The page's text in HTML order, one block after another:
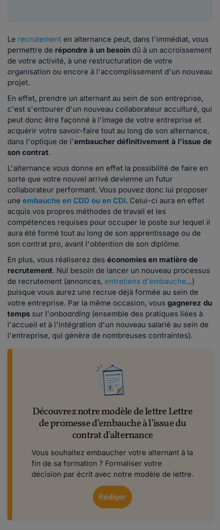
Le recrutement en alternance peut, dans l'immédiat, vous
permettre de répondre à un besoin dû à un accroissement
de votre activité, à une restructuration de votre
organisation ou encore à l'accomplissement d'un nouveau
projet.
En effet, prendre un alternant au sein de son entreprise,
c'est s'entourer d'un nouveau collaborateur acculturé, qui
peut donc être façonné à l'image de votre entreprise et
acquérir votre savoir-faire tout au long de son alternance,
dans l'optique de l'embaucher définitivement à l'issue de
son contrat.
L'alternance vous donne en effet la possibilité de faire en
sorte que votre nouvel arrivé devienne un futur
collaborateur performant. Vous pouvez donc lui proposer
une embauche en CDD ou en CDI. Celui-ci aura en effet
acquis vos propres méthodes de travail et les
compétences requises pour occuper le poste sur lequel il
aura été formé tout au long de son apprentissage ou de
son contrat pro, avant l'obtention de son diplôme.
En plus, vous réaliserez des économies en matière de
recrutement. Nul besoin de lancer un nouveau processus
de recrutement (annonces, entretiens d'embauche...)
puisque vous aurez une recrue déjà formée au sein de
votre entreprise. Par la même occasion, vous gagnerez du
temps sur l'onboarding (ensemble des pratiques liées à
l'accueil et à l'intégration d'un nouveau salarié au sein de
l'entreprise, qui génère de nombreuses contraintes).
Découvrez notre modèle de lettre Lettre
de promesse d’embauche à l’issue du
contrat d'alternance
Vous souhaitez embaucher votre alternant à la
fin de sa formation ? Formaliser votre
décision par écrit avec notre modèle de lettre.
Rédiger